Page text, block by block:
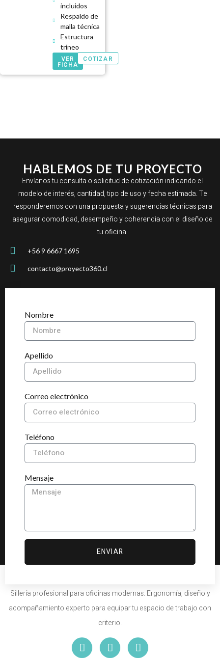
incluidos
Respaldo de
malla técnica
Estructura
trineo
VER
FICHA
COTIZAR
HABLEMOS DE TU PROYECTO
Envíanos tu consulta o solicitud de cotización indicando el
modelo de interés, cantidad, tipo de uso y fecha estimada. Te
responderemos con una propuesta y sugerencias técnicas para
asegurar comodidad, desempeño y coherencia con el diseño de
tu oficina.
+56 9 6667 1695
contacto@proyecto360.cl
Nombre
Apellido
Correo electrónico
Teléfono
Mensaje
ENVIAR
Sillería profesional para oficinas modernas. Ergonomía, diseño y
acompañamiento experto para equipar tu espacio de trabajo con
criterio.